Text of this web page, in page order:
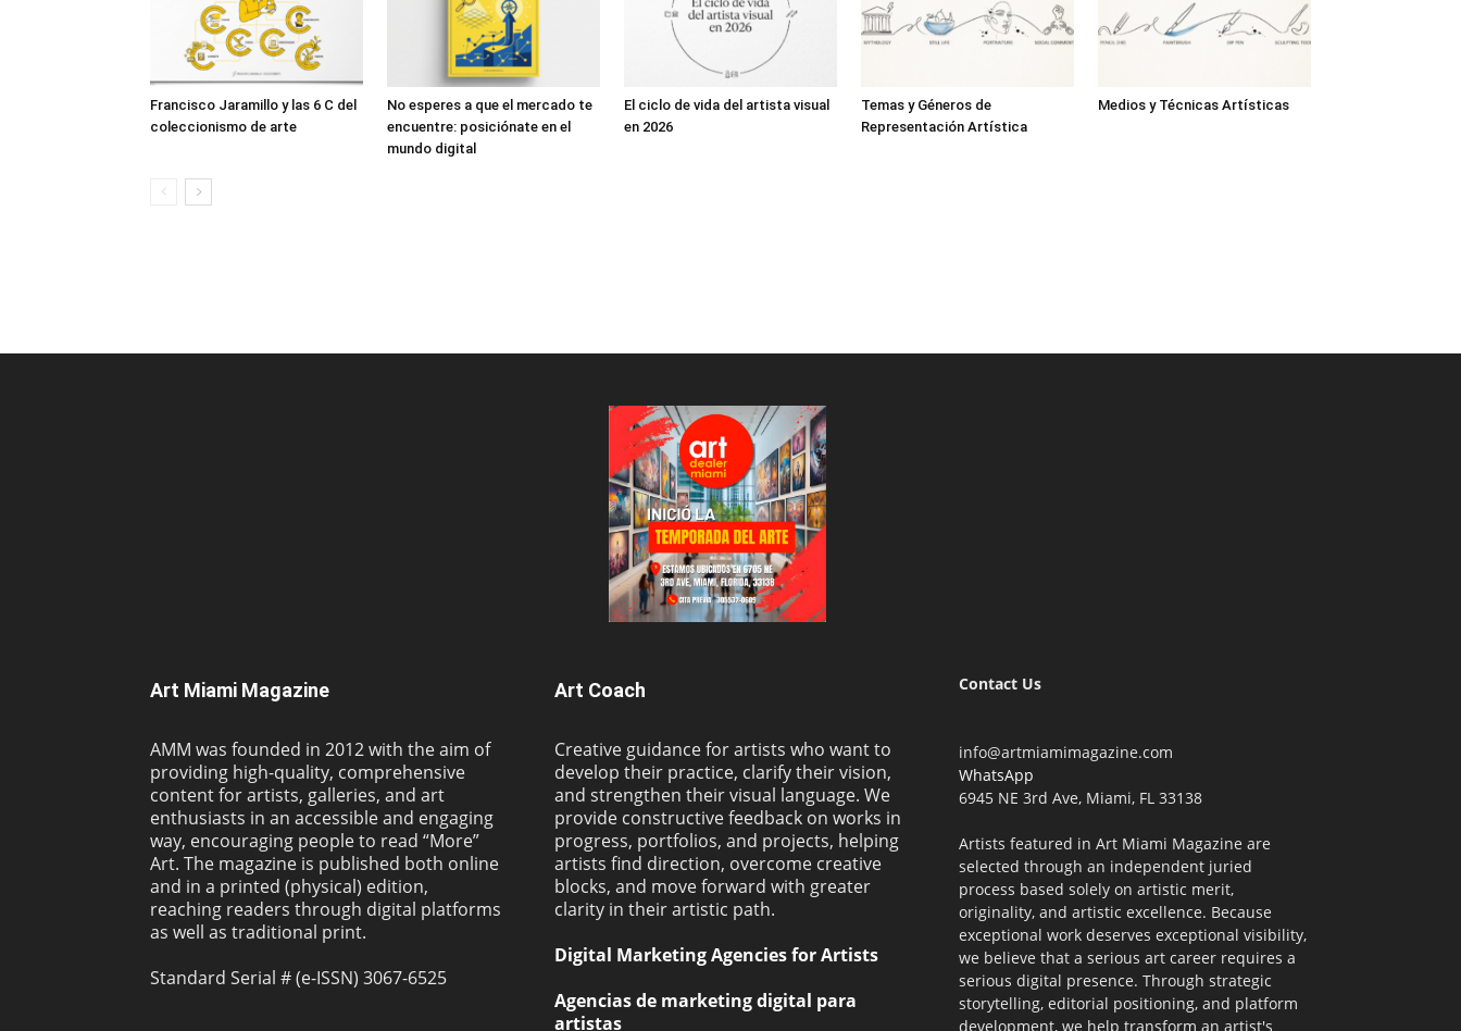
Francisco Jaramillo y las 6 C del
coleccionismo de arte
No esperes a que el mercado te
encuentre: posiciónate en el
mundo digital
El ciclo de vida del artista visual
en 2026
Temas y Géneros de
Representación Artística
Medios y Técnicas Artísticas
Art Miami Magazine
AMM was founded in 2012 with the aim of
providing high-quality, comprehensive
content for artists, galleries, and art
enthusiasts in an accessible and engaging
way, encouraging people to read “More”
Art. The magazine is published both online
and in a printed (physical) edition,
reaching readers through digital platforms
as well as traditional print.
Standard Serial # (e-ISSN) 3067-6525
Art Coach
Creative guidance for artists who want to
develop their practice, clarify their vision,
and strengthen their visual language. We
provide constructive feedback on works in
progress, portfolios, and projects, helping
artists find direction, overcome creative
blocks, and move forward with greater
clarity in their artistic path.
Digital Marketing Agencies for Artists
Agencias de marketing digital para
artistas
Contact Us
info@artmiamimagazine.com
WhatsApp
6945 NE 3rd Ave, Miami, FL 33138
Artists featured in Art Miami Magazine are
selected through an independent juried
process based solely on artistic merit,
originality, and artistic excellence. Because
exceptional work deserves exceptional visibility,
we believe that a serious art career requires a
serious digital presence. Through strategic
storytelling, editorial positioning, and platform
development, we help transform an artist's